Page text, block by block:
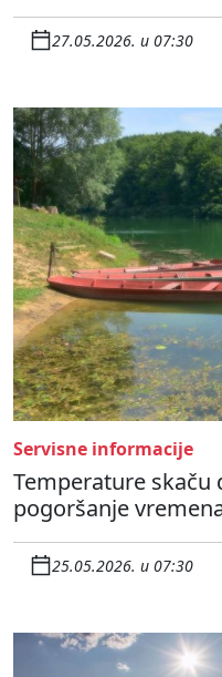
27.05.2026. u 07:30
Servisne informacije
Temperature skaču
pogoršanje
25.05.2026. u 07:30